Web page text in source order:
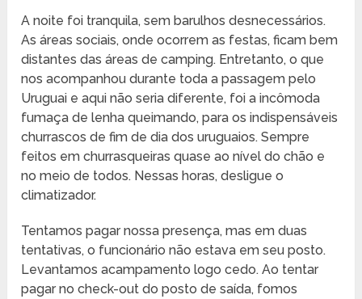
A noite foi tranquila, sem barulhos desnecessários.
As áreas sociais, onde ocorrem as festas, ficam bem
distantes das áreas de camping. Entretanto, o que
nos acompanhou durante toda a passagem pelo
Uruguai e aqui não seria diferente, foi a incômoda
fumaça de lenha queimando, para os indispensáveis
churrascos de fim de dia dos uruguaios. Sempre
feitos em churrasqueiras quase ao nível do chão e
no meio de todos. Nessas horas, desligue o
climatizador.
Tentamos pagar nossa presença, mas em duas
tentativas, o funcionário não estava em seu posto.
Levantamos acampamento logo cedo. Ao tentar
pagar no check-out do posto de saída, fomos